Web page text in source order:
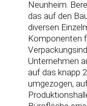
Neunheim.
das auf den
diversen
Komponenten
Unternehmen
auf das knapp
umgezogen,